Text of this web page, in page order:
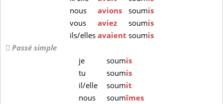
nous
avions soumis
vous
aviez soumis
ils/elles avaient soumis
Passé simple
je
soumis
tu
soumis
il/elle
soumit
nous
soumîmes